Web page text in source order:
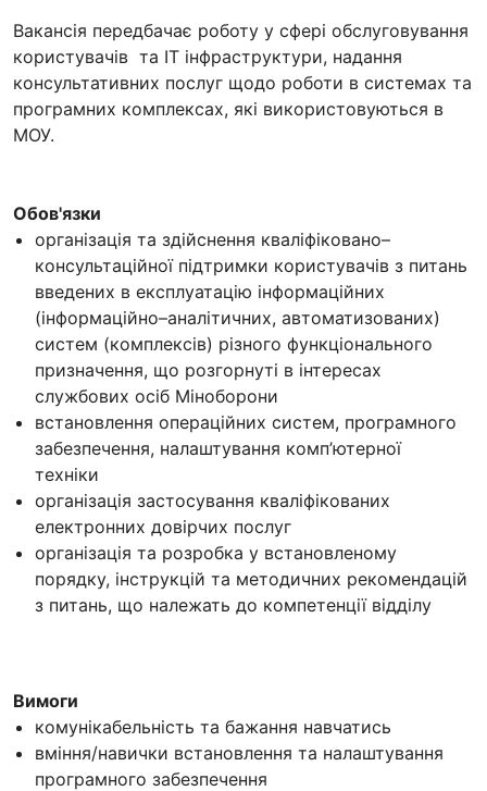
Вакансія передбачає роботу у сфері обслуговування
користувачів та ІТ інфраструктури, надання
консультативних послуг щодо роботи в системах та
програмних комплексах, які використовуються в
МОУ.
Обов'язки
організація та здійснення кваліфіковано–
консультаційної підтримки користувачів з питань
введених в експлуатацію інформаційних
(інформаційно–аналітичних, автоматизованих)
систем (комплексів) різного функціонального
призначення, що розгорнуті в інтересах
службових осіб Міноборони
встановлення операційних систем, програмного
забезпечення, налаштування комп’ютерної
техніки
організація застосування кваліфікованих
електронних довірчих послуг
організація та розробка у встановленому
порядку, інструкцій та методичних рекомендацій
з питань, що належать до компетенції відділу
Вимоги
комунікабельність та бажання навчатись
вміння/навички встановлення та налаштування
програмного забезпечення